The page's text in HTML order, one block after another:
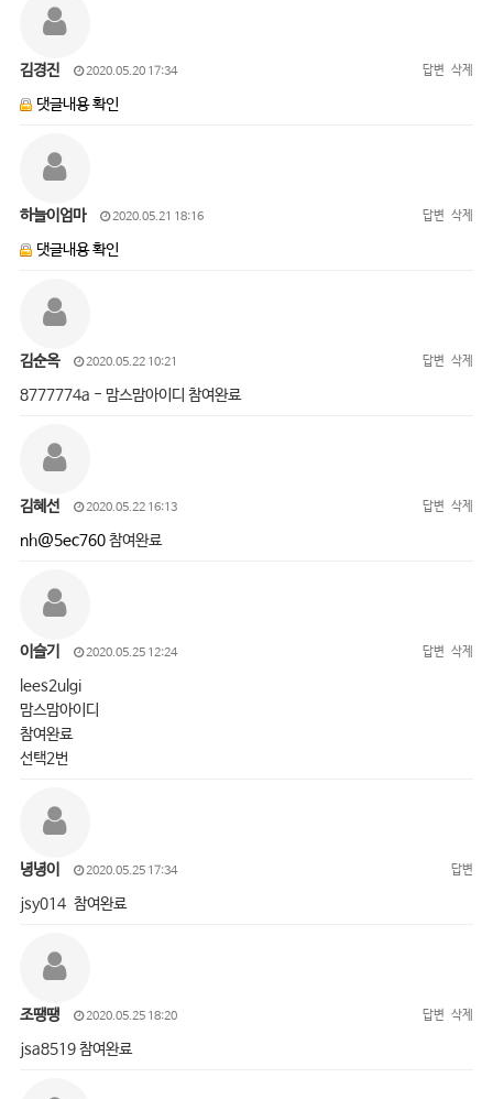
김경진 2020.05.20 17:34 답변 삭제
댓글내용 확인
하늘이엄마 2020.05.21 18:16 답변 삭제
댓글내용 확인
김순옥 2020.05.22 10:21 답변 삭제
8777774a - 맘스맘아이디 참여완료
김혜선 2020.05.22 16:13 답변 삭제
nh@5ec760참여완료
이슬기 2020.05.25 12:24 답변 삭제
lees2ulgi
맘스맘아이디
참여완료
선택2번
녕녕이 2020.05.25 17:34 답변
jsy014 참여완료
조땡땡 2020.05.25 18:20 답변 삭제
jsa8519 참여완료